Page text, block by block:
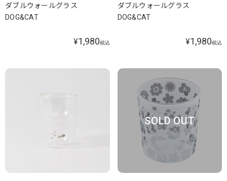
ダブルウォールグラス
DOG&CAT
¥1,980税込
ダブルウォールグラス
DOG&CAT
¥1,980税込
SOLD OUT